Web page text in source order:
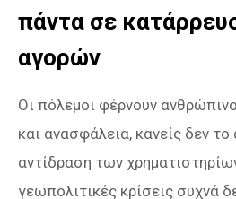
πάντα σε
αγορών
Οι πόλεμοι φέρνουν
και ανασφάλεια, κανείς δεν
αντίδραση των
γεωπολιτικές κρίσεις συχνά